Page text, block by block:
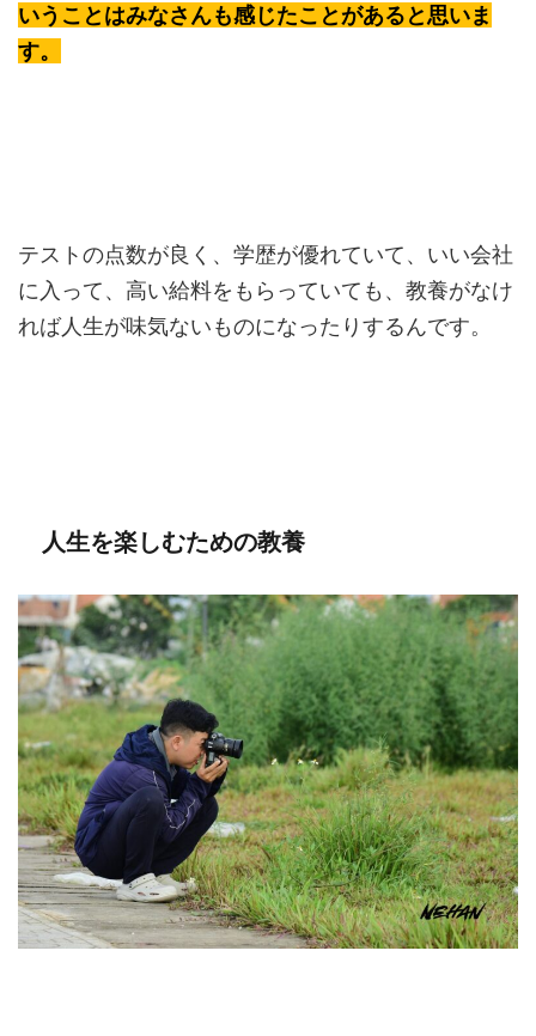
いうことはみなさんも感じたことがあると思いま
す。
テストの点数が良く、学歴が優れていて、いい会社
に入って、高い給料をもらっていても、教養がなけ
れば人生が味気ないものになったりするんです。
人生を楽しむための教養